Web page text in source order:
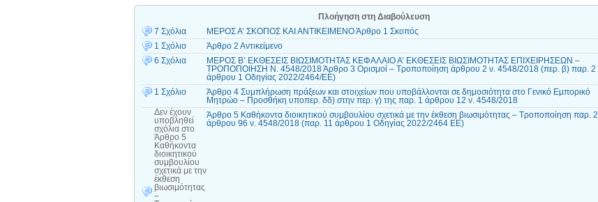
Πλοήγηση στη Διαβούλευση
7 Σχόλια
ΜΕΡΟΣ Α’ ΣΚΟΠΟΣ ΚΑΙ ΑΝΤΙΚΕΙΜΕΝΟ Άρθρο 1 Σκοπός
1 Σχόλιο
Άρθρο 2 Αντικείμενο
6 Σχόλια
ΜΕΡΟΣ Β’ ΕΚΘΕΣΕΙΣ ΒΙΩΣΙΜΟΤΗΤΑΣ ΚΕΦΑΛΑΙΟ Α’ ΕΚΘΕΣΕΙΣ ΒΙΩΣΙΜΟΤΗΤΑΣ ΕΠΙΧΕΙΡΗΣΕΩΝ –
ΤΡΟΠΟΠΟΙΗΣΗ Ν. 4548/2018 Άρθρο 3 Ορισμοί – Τροποποίηση άρθρου 2 ν. 4548/2018 (περ. β) παρ. 2
άρθρου 1 Οδηγίας 2022/2464/ΕΕ)
1 Σχόλιο
Άρθρο 4 Συμπλήρωση πράξεων και στοιχείων που υποβάλλονται σε δημοσιότητα στο Γενικό Εμπορικό
Μητρώο – Προσθήκη υποπερ. δδ) στην περ. γ) της παρ. 1 άρθρου 12 ν. 4548/2018
Δεν έχουν
υποβληθεί
σχόλια στο
Άρθρο 5
Καθήκοντα
διοικητικού
συμβουλίου
σχετικά με την
έκθεση
βιωσιμότητας
–
Άρθρο 5 Καθήκοντα διοικητικού συμβουλίου σχετικά με την έκθεση βιωσιμότητας – Τροποποίηση παρ. 2
άρθρου 96 ν. 4548/2018 (παρ. 11 άρθρου 1 Οδηγίας 2022/2464 ΕΕ)